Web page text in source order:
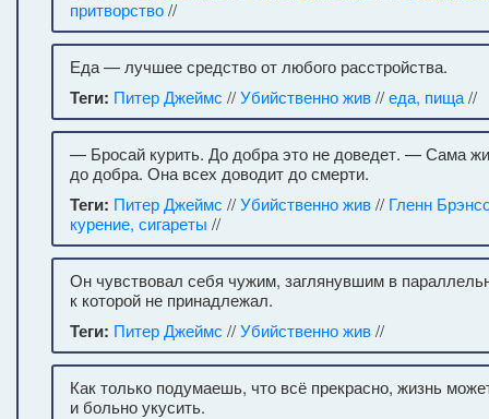
притворство//
Еда — лучшее средство от любого расстройства.
Теги: Питер Джеймс //Убийственно жив//еда, пища//
— Бросай курить. До добра это не доведет. — Сама
до добра. Она всех доводит до смерти.
Теги: Питер Джеймс //Убийственно жив// Гленн
курение, сигареты //
Он чувствовал себя чужим, заглянувшим в
к которой не принадлежал.
Теги: Питер Джеймс //Убийственно жив//
Как только подумаешь, что всё прекрасно, жизнь
и больно укусить.